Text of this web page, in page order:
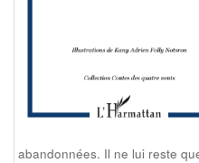
abandonnées. Il ne lui reste